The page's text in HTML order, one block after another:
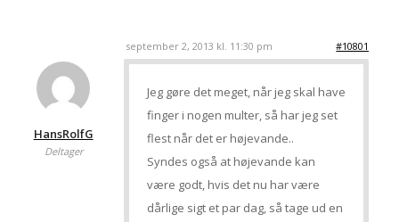
september 2, 2013 kl. 11:30 pm #10801
HansRolfG
Deltager
Jeg gøre det meget, når jeg skal have
finger i nogen multer, så har jeg set
flest når det er højevande..
Syndes også at højevande kan
være godt, hvis det nu har være
dårlige sigt et par dag, så tage ud en